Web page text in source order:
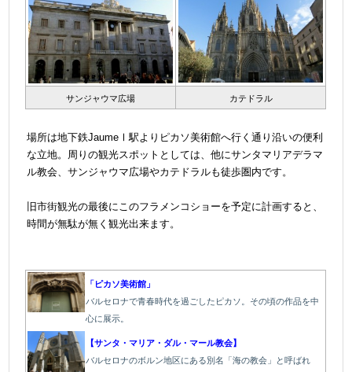
サンジャウマ広場 カテドラル
場所は地下鉄JaumeⅠ駅よりピカソ美術館へ行く通り沿いの便利
な立地。周りの観光スポットとしては、他にサンタマリアデラマ
ル教会、サンジャウマ広場やカテドラルも徒歩圏内です。
旧市街観光の最後にこのフラメンコショーを予定に計画すると、
時間が無駄が無く観光出来ます。
「ピカソ美術館」
バルセロナで青春時代を過ごしたピカソ。その頃の作品を中
心に展示。
【サンタ・マリア・ダル・マール教会】
バルセロナのボルン地区にある別名「海の教会」と呼ばれ